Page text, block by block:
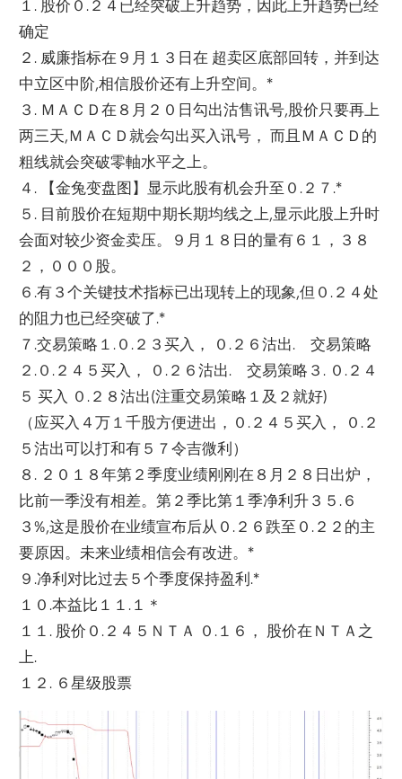
１. 股价０.２４已经突破上升趋势，因此上升趋势已经
确定
２. 威廉指标在９月１３日在 超卖区底部回转，并到达
中立区中阶,相信股价还有上升空间。*
３. ＭＡＣＤ在８月２０日勾出沽售讯号,股价只要再上
两三天,ＭＡＣＤ就会勾出买入讯号， 而且ＭＡＣＤ的
粗线就会突破零軸水平之上。
４. 【金兔变盘图】显示此股有机会升至０.２７.*
５. 目前股价在短期中期长期均线之上,显示此股上升时
会面对较少资金卖压。９月１８日的量有６１，３８
２，０００股。
６.有３个关键技术指标已出现转上的现象,但０.２４处
的阻力也已经突破了.*
７.交易策略１.０.２３买入， ０.２６沽出. 交易策略
２.０.２４５买入， ０.２６沽出. 交易策略３. ０.２４
５ 买入 ０.２８沽出(注重交易策略１及２就好)
（应买入４万１千股方便进出，０.２４５买入， ０.２
５沽出可以打和有５７令吉微利）
８. ２０１８年第２季度业绩刚刚在８月２８日出炉，
比前一季没有相差。第２季比第１季净利升３５.６
３%,这是股价在业绩宣布后从０.２６跌至０.２２的主
要原因。 未来业绩相信会有改进。*
９.净利对比过去５个季度保持盈利.*
１０.本益比１１.１＊
１１. 股价０.２４５ＮＴＡ ０.１６， 股价在ＮＴＡ之
上.
１２. ６星级股票